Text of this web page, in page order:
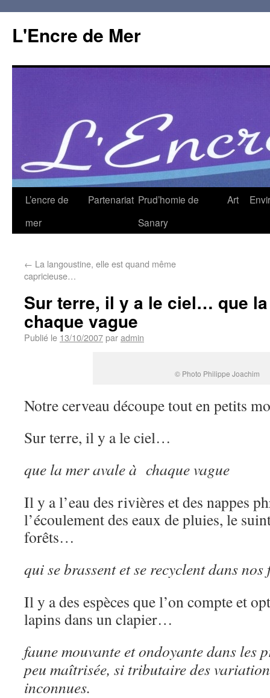
L'Encre de Mer
L’encre de
mer
Partenariat Prud’homie de
Sanary
Art
← La langoustine, elle est quand même
capricieuse…
Sur terre, il y a le ciel… que
chaque vague
Publié le 13/10/2007paradmin
© Photo Philippe Joachim
Notre cerveau découpe tout en petits
Sur terre, il y a le ciel…
que la mer avale à chaque vague
Il y a l’eau des rivières et des nappes
l’écoulement des eaux de pluies, le
forêts…
qui se brassent et se recyclent dans
Il y a des espèces que l’on compte et
lapins dans un clapier…
faune mouvante et ondoyante dans les
peu maîtrisée, si tributaire des
inconnues.